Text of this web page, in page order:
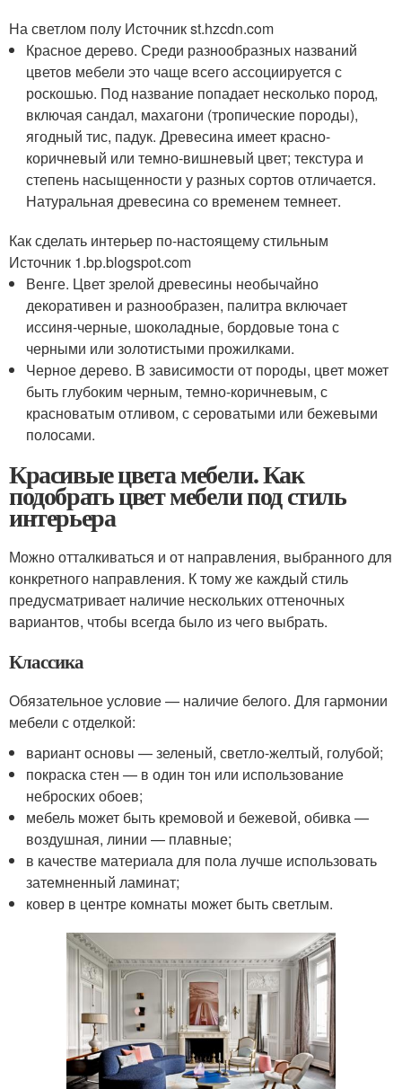
На светлом полу Источник st.hzcdn.com
Красное дерево. Среди разнообразных названий
цветов мебели это чаще всего ассоциируется с
роскошью. Под название попадает несколько пород,
включая сандал, махагони (тропические породы),
ягодный тис, падук. Древесина имеет красно-
коричневый или темно-вишневый цвет; текстура и
степень насыщенности у разных сортов отличается.
Натуральная древесина со временем темнеет.
Как сделать интерьер по-настоящему стильным
Источник 1.bp.blogspot.com
Венге. Цвет зрелой древесины необычайно
декоративен и разнообразен, палитра включает
иссиня-черные, шоколадные, бордовые тона с
черными или золотистыми прожилками.
Черное дерево. В зависимости от породы, цвет может
быть глубоким черным, темно-коричневым, с
красноватым отливом, с сероватыми или бежевыми
полосами.
Красивые цвета мебели. Как
подобрать цвет мебели под стиль
интерьера
Можно отталкиваться и от направления, выбранного для
конкретного направления. К тому же каждый стиль
предусматривает наличие нескольких оттеночных
вариантов, чтобы всегда было из чего выбрать.
Классика
Обязательное условие — наличие белого. Для гармонии
мебели с отделкой:
вариант основы — зеленый, светло-желтый, голубой;
покраска стен — в один тон или использование
неброских обоев;
мебель может быть кремовой и бежевой, обивка —
воздушная, линии — плавные;
в качестве материала для пола лучше использовать
затемненный ламинат;
ковер в центре комнаты может быть светлым.